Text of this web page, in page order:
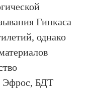
Гинкаса
однако
Эфрос, БДТ